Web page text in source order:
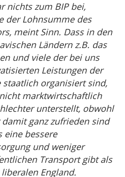
nichts zum BIP bei,
der Lohnsumme des
meint Sinn. Dass in den
Ländern z.B. das
und viele der bei uns
Leistungen der
staatlich organisiert sind,
marktwirtschaftlich
unterstellt, obwohl
ganz zufrieden sind
eine bessere
und weniger
Transport gibt als
England.